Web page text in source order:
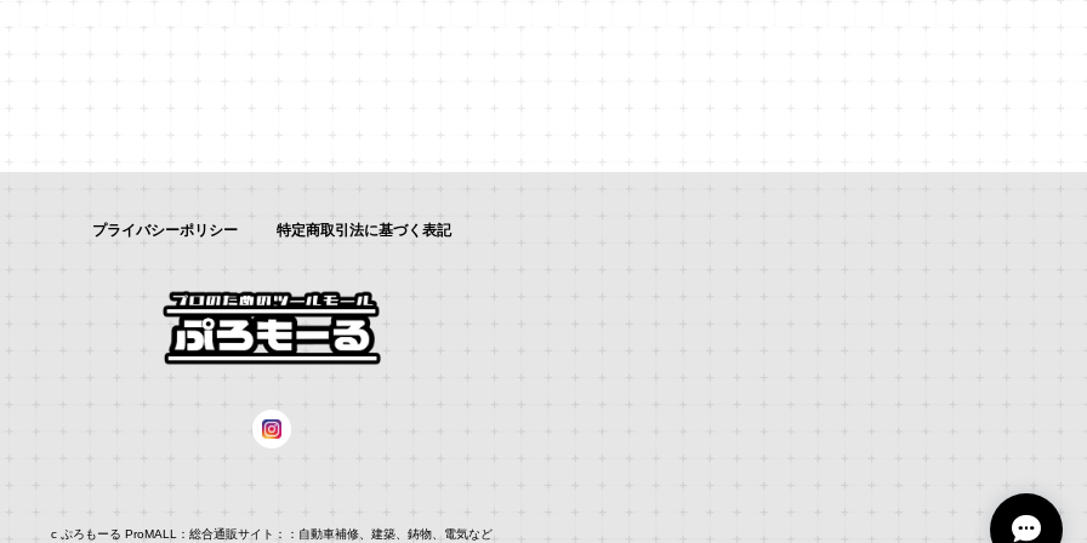
プライバシーポリシー 特定商取引法に基づく表記
c ぷろもーる ProMALL：総合通販サイト：：自動車補修、建築、鋳物、電気など